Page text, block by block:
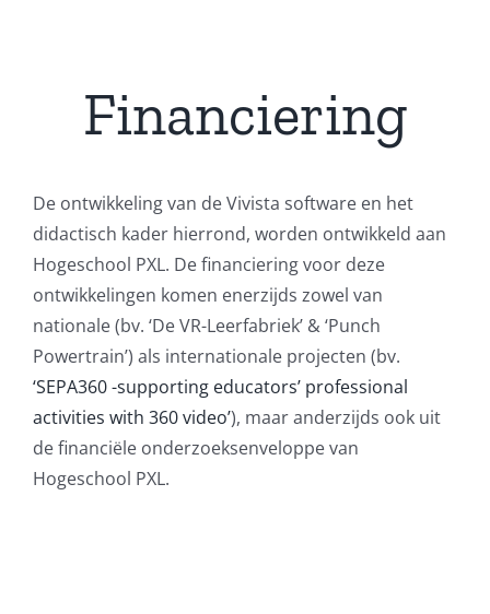
Financiering
De ontwikkeling van de Vivista software en het
didactisch kader hierrond, worden ontwikkeld aan
Hogeschool PXL. De financiering voor deze
ontwikkelingen komen enerzijds zowel van
nationale (bv. ‘De VR-Leerfabriek’ & ‘Punch
Powertrain’) als internationale projecten (bv.
‘SEPA360 -supporting educators’ professional
activities with 360 video’), maar anderzijds ook uit
de financiële onderzoeksenveloppe van
Hogeschool PXL.